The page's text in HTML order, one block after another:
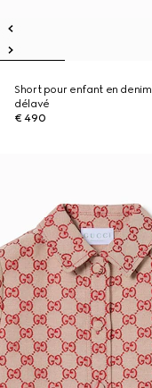
Short pour enfant en denim
délavé
€ 490